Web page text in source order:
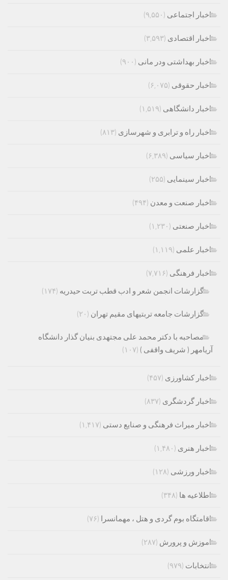
اخبار اجتماعی (۹,۵۵۰)
اخبار اقتصادی (۳,۵۹۳)
اخبار بهداشتی ودر مانی (۹۰۰)
اخبار حقوقی (۶,۰۷۵)
اخبار دانشگاهی (۱,۵۱۹)
اخبار راه و ترابری و شهرسازی (۸۱۳)
اخبار سیاسی (۶,۳۸۹)
اخبار سینمایی (۲۵۵)
اخبار صنعت و معدن (۴۹۴)
اخبار صنعتی (۱,۲۳۰)
اخبار علمی (۱,۱۱۹)
اخبار فرهنگی (۷,۷۱۶)
گزارشات انجمن شعر و ادب قطب تربت حیدریه (۱۷۴)
گزارشات جامعه تربتیهای مقیم تهران (۲۰)
مصاحبه با دکتر محمد علی مجتهدی بنیان گذار دانشگاه
آریامهر ( شریف واقفی ) (۱۰۷)
اخبار کشاورزی (۴۵۷)
اخبار گردشگری (۸۳۷)
اخبار میراث فرهنگی و صنایع دستی (۱,۴۱۷)
اخبار هنری (۱,۴۸۰)
اخبار ورزشی (۱۲۸)
اطلاعیه ها (۳۴۸)
اقامتگاه بوم گردی و هتل ، مهمانسرا (۷۶)
اموزش و پرورش (۲۸۷)
انتخابات (۹۷۹)